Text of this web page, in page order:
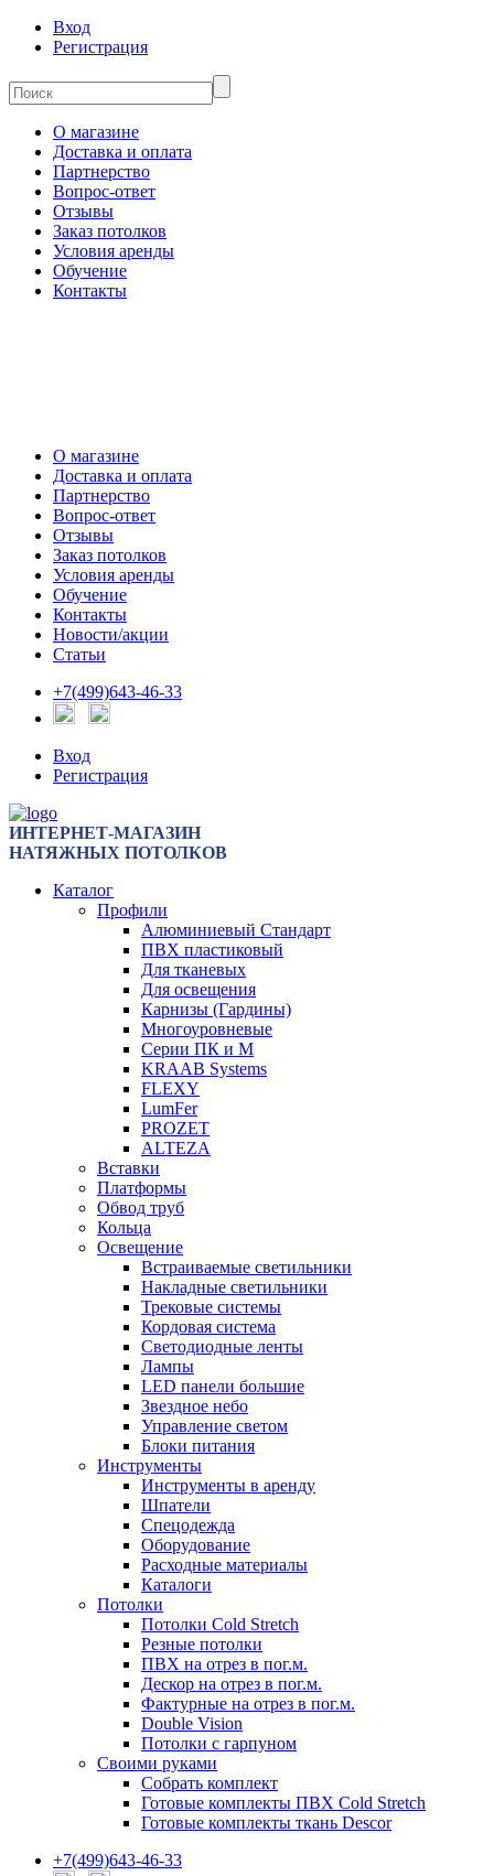
Вход
Регистрация
О магазине
Доставка и оплата
Партнерство
Вопрос-ответ
Отзывы
Заказ потолков
Условия аренды
Обучение
Контакты
О магазине
Доставка и оплата
Партнерство
Вопрос-ответ
Отзывы
Заказ потолков
Условия аренды
Обучение
Контакты
Новости/акции
Статьи
+7(499)643-46-33
Вход
Регистрация
ИНТЕРНЕТ-МАГАЗИН
НАТЯЖНЫХ ПОТОЛКОВ
Каталог
Профили
Алюминиевый Стандарт
ПВХ пластиковый
Для тканевых
Для освещения
Карнизы (Гардины)
Многоуровневые
Серии ПК и М
KRAAB Systems
FLEXY
LumFer
PROZET
ALTEZA
Вставки
Платформы
Обвод труб
Кольца
Освещение
Встраиваемые светильники
Накладные светильники
Трековые системы
Кордовая система
Светодиодные ленты
Лампы
LED панели большие
Звездное небо
Управление светом
Блоки питания
Инструменты
Инструменты в аренду
Шпатели
Спецодежда
Оборудование
Расходные материалы
Каталоги
Потолки
Потолки Cold Stretch
Резные потолки
ПВХ на отрез в пог.м.
Дескор на отрез в пог.м.
Фактурные на отрез в пог.м.
Double Vision
Потолки с гарпуном
Своими руками
Собрать комплект
Готовые комплекты ПВХ Cold Stretch
Готовые комплекты ткань Descor
+7(499)643-46-33